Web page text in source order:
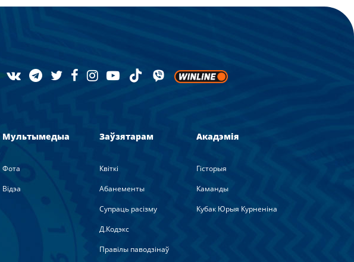
Мультымедыа
Фота
Вiдэа
Заўзятарам
Квіткі
Абанементы
Супраць расізму
Д.Кодэкс
Правілы паводзінаў
Акадэмія
Гісторыя
Каманды
Кубак Юрыя Курненіна